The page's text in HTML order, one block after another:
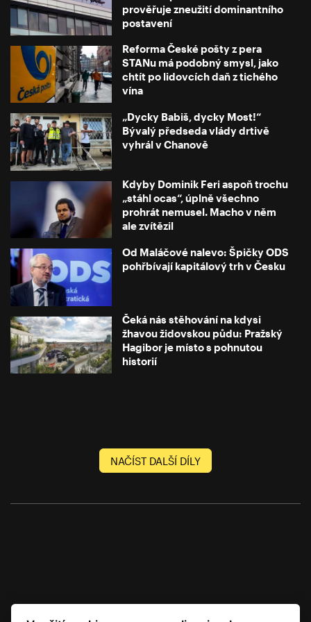
v budoucnu nechceme plyn ani uhlí. Při současném
stavu vědeckého poznání nám totiž chybí řešení, jak
se bez fosilní energie obejít. Máme sice různé vize
typu malých modulárních reaktorů či zachycování
uhlíku, ty jsou ale přítomné od chvíle, co jsem se
reálnému použití však nejsou,“ uzavírá Farkač.
Jakou roli hraje v celé rovnici jaderná energie? Jak
se ústup od uhlí projeví na stabilitě soustavy? Pusťte
si celý rozhovor.
Všechny díly pořadu Zelená ekonomika
najdete tady
prověřuje zneužití dominantního
postavení
Reforma České pošty z pera
STANu má podobný smysl, jako
chtít po lidovcích daň z tichého
vína
„Dycky Babiš, dycky Most!“
Bývalý předseda vlády drtivě
vyhrál v Chanově
Kdyby Dominik Feri aspoň trochu
„stáhl ocas“, úplně všechno
prohrát nemusel. Macho v něm
ale zvítězil
Od Maláčové nalevo: Špičky ODS
pohřbívají kapitálový trh v Česku
Čeká nás stěhování na kdysi
žhavou židovskou půdu: Pražský
Hagibor je místo s pohnutou
historií
NAČÍST DALŠÍ DÍLY